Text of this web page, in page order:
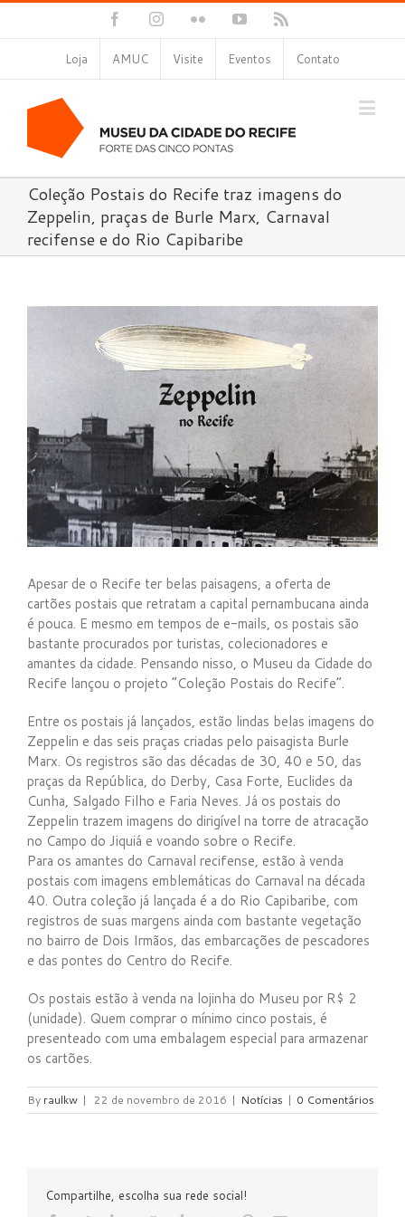
FacebookInstagramFlickr YouTube
Loja AMUC Visite Eventos Contato
Coleção Postais do Recife traz imagens do
Zeppelin, praças de Burle Marx, Carnaval
recifense e do Rio Capibaribe
Apesar de o Recife ter belas paisagens, a oferta de
cartões postais que retratam a capital pernambucana ainda
é pouca. E mesmo em tempos de e-mails, os postais são
bastante procurados por turistas, colecionadores e
amantes da cidade. Pensando nisso, o Museu da Cidade do
Recife lançou o projeto “Coleção Postais do Recife”.
Entre os postais já lançados, estão lindas belas imagens do
Zeppelin e das seis praças criadas pelo paisagista Burle
Marx. Os registros são das décadas de 30, 40 e 50, das
praças da República, do Derby, Casa Forte, Euclides da
Cunha, Salgado Filho e Faria Neves. Já os postais do
Zeppelin trazem imagens do dirigível na torre de atracação
no Campo do Jiquiá e voando sobre o Recife.
Para os amantes do Carnaval recifense, estão à venda
postais com imagens emblemáticas do Carnaval na década
40. Outra coleção já lançada é a do Rio Capibaribe, com
registros de suas margens ainda com bastante vegetação
no bairro de Dois Irmãos, das embarcações de pescadores
e das pontes do Centro do Recife.
Os postais estão à venda na lojinha do Museu por R$ 2
(unidade). Quem comprar o mínimo cinco postais, é
presenteado com uma embalagem especial para armazenar
os cartões.
By raulkw | 22 de novembro de 2016 | Notícias | 0 Comentários
Compartilhe, escolha sua rede social!